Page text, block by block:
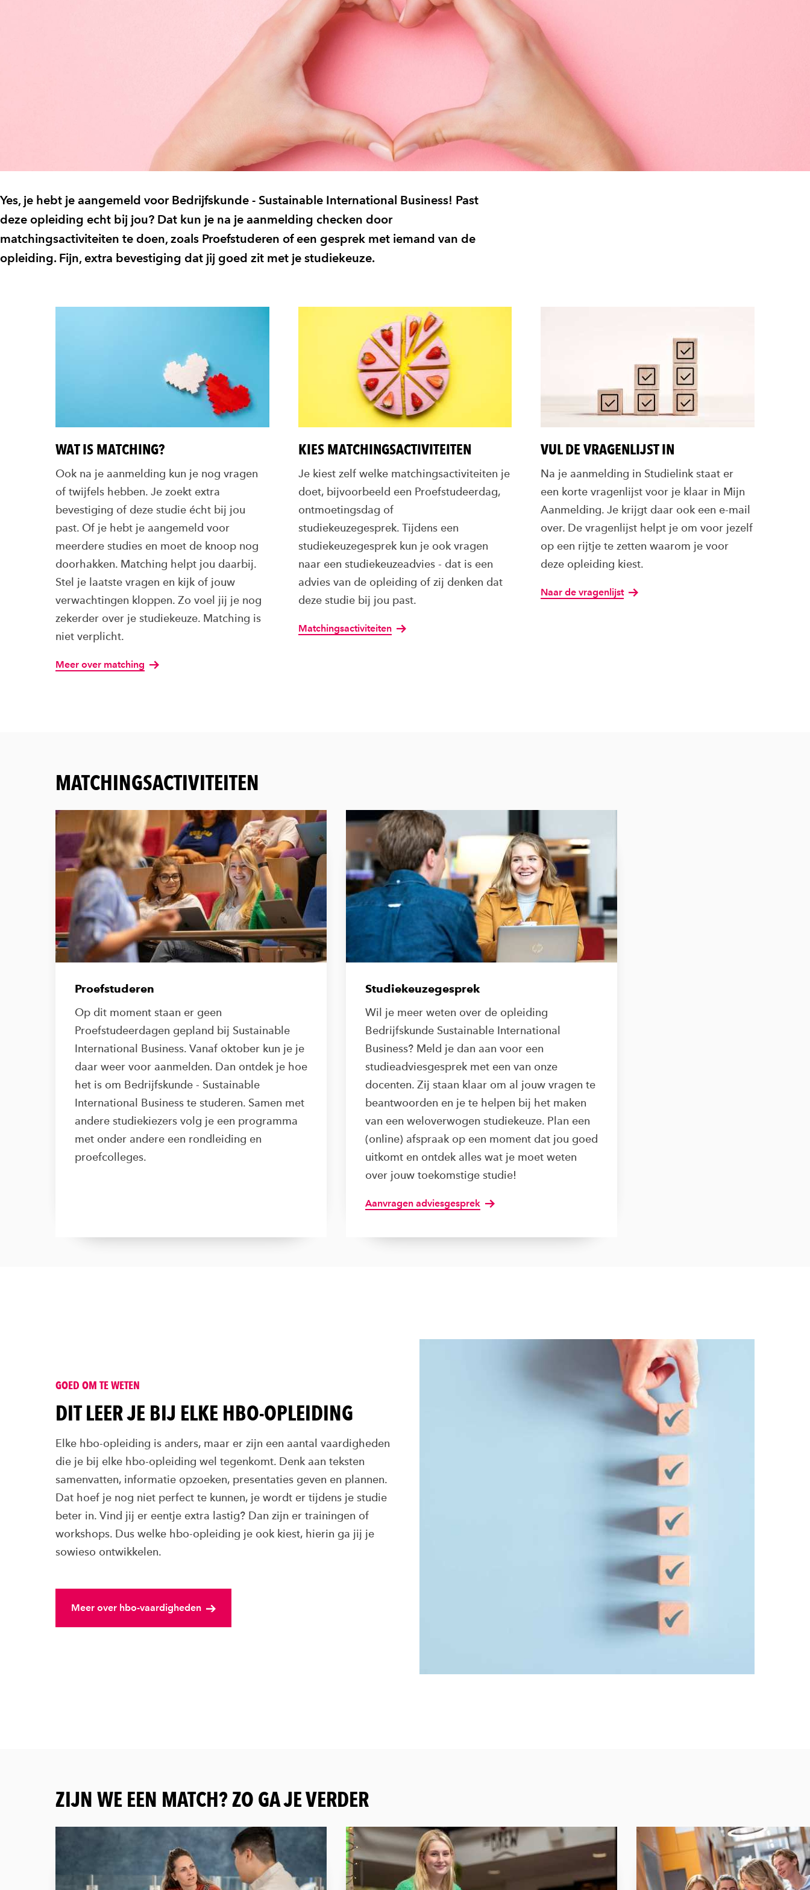
Yes, je hebt je aangemeld voor Bedrijfskunde - Sustainable International Business! Past
deze opleiding echt bij jou? Dat kun je na je aanmelding checken door
matchingsactiviteiten te doen, zoals Proefstuderen of een gesprek met iemand van de
opleiding. Fijn, extra bevestiging dat jij goed zit met je studiekeuze.
WAT IS MATCHING?
Ook na je aanmelding kun je nog vragen
of twijfels hebben. Je zoekt extra
bevestiging of deze studie écht bij jou
past. Of je hebt je aangemeld voor
meerdere studies en moet de knoop nog
doorhakken. Matching helpt jou daarbij.
Stel je laatste vragen en kijk of jouw
verwachtingen kloppen. Zo voel jij je nog
zekerder over je studiekeuze. Matching is
niet verplicht.
Meer over matching
KIES MATCHINGSACTIVITEITEN
Je kiest zelf welke matchingsactiviteiten je
doet, bijvoorbeeld een Proefstudeerdag,
ontmoetingsdag of
studiekeuzegesprek. Tijdens een
studiekeuzegesprek kun je ook vragen
naar een studiekeuzeadvies - dat is een
advies van de opleiding of zij denken dat
deze studie bij jou past.
Matchingsactiviteiten
VUL DE VRAGENLIJST IN
Na je aanmelding in Studielink staat er
een korte vragenlijst voor je klaar in Mijn
Aanmelding. Je krijgt daar ook een e-mail
over. De vragenlijst helpt je om voor jezelf
op een rijtje te zetten waarom je voor
deze opleiding kiest.
Naar de vragenlijst
MATCHINGSACTIVITEITEN
Proefstuderen
Op dit moment staan er geen
Proefstudeerdagen gepland bij Sustainable
International Business. Vanaf oktober kun je je
daar weer voor aanmelden. Dan ontdek je hoe
het is om Bedrijfskunde - Sustainable
International Business te studeren. Samen met
andere studiekiezers volg je een programma
met onder andere een rondleiding en
proefcolleges.
Studiekeuzegesprek
Wil je meer weten over de opleiding
Bedrijfskunde Sustainable International
Business? Meld je dan aan voor een
studieadviesgesprek met een van onze
docenten. Zij staan klaar om al jouw vragen te
beantwoorden en je te helpen bij het maken
van een weloverwogen studiekeuze. Plan een
(online) afspraak op een moment dat jou goed
uitkomt en ontdek alles wat je moet weten
over jouw toekomstige studie!
Aanvragen adviesgesprek
GOED OM TE WETEN
DIT LEER JE BIJ ELKE HBO-OPLEIDING
Elke hbo-opleiding is anders, maar er zijn een aantal vaardigheden
die je bij elke hbo-opleiding wel tegenkomt. Denk aan teksten
samenvatten, informatie opzoeken, presentaties geven en plannen.
Dat hoef je nog niet perfect te kunnen, je wordt er tijdens je studie
beter in. Vind jij er eentje extra lastig? Dan zijn er trainingen of
workshops. Dus welke hbo-opleiding je ook kiest, hierin ga jij je
sowieso ontwikkelen.
Meer over hbo-vaardigheden
ZIJN WE EEN MATCH? ZO GA JE VERDER